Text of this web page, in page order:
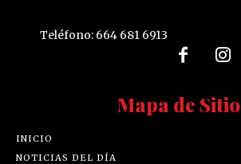
Teléfono: 664 681 6913
Mapa de Sitio
INICIO
NOTICIAS DEL DÍA